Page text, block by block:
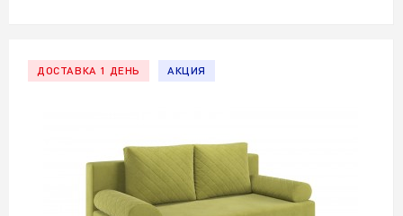
ДОСТАВКА 1 ДЕНЬ АКЦИЯ